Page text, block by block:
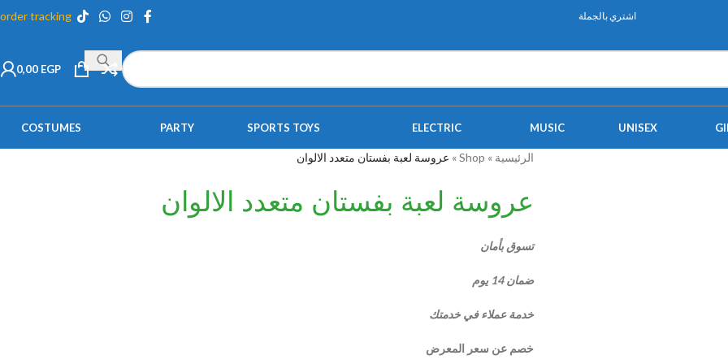
اشتري بالجملة order tracking
0,00 EGP
UNISEX
MUSIC
ELECTRIC
SPORTS TOYS
PARTY
COSTUMES
الرئيسية »
Shop
» عروسة لعبة بفستان متعدد الالوان
عروسة لعبة بفستان متعدد الالوان
تسوق بأمان
ضمان 14 يوم
خدمة عملاء في خدمتك
خصم عن سعر المعرض